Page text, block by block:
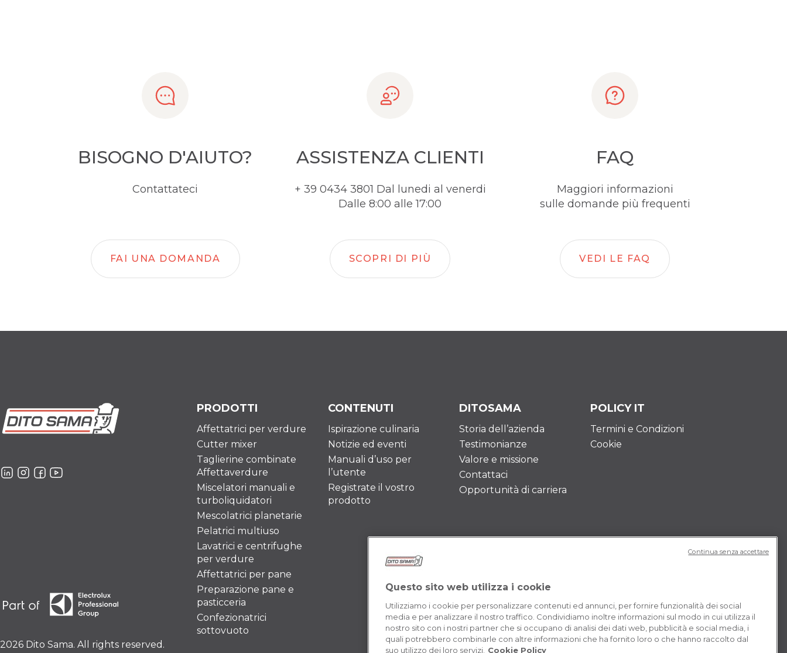
BISOGNO D'AIUTO?
Contattateci
FAI UNA DOMANDA
ASSISTENZA CLIENTI
+ 39 0434 3801 Dal lunedi al venerdi
Dalle 8:00 alle 17:00
SCOPRI DI PIÙ
FAQ
Maggiori informazioni
sulle domande più frequenti
VEDI LE FAQ
2026 Dito Sama. All rights reserved.
PRODOTTI
Affettatrici per verdure
Cutter mixer
Taglierine combinate
Affettaverdure
Miscelatori manuali e
turboliquidatori
Mescolatrici planetarie
Pelatrici multiuso
Lavatrici e centrifughe
per verdure
Affettatrici per pane
Preparazione pane e
pasticceria
Confezionatrici
sottovuoto
CONTENUTI
Ispirazione culinaria
Notizie ed eventi
Manuali d’uso per
l’utente
Registrate il vostro
prodotto
DITOSAMA
Storia dell’azienda
Testimonianze
Valore e missione
Contattaci
Opportunità di carriera
POLICY IT
Termini e Condizioni
Cookie
Questo sito web utilizza i cookie
Utilizziamo i cookie per personalizzare contenuti ed annunci, per fornire funzionalità dei social
media e per analizzare il nostro traffico. Condividiamo inoltre informazioni sul modo in cui utilizza il
nostro sito con i nostri partner che si occupano di analisi dei dati web, pubblicità e social media, i
quali potrebbero combinarle con altre informazioni che ha fornito loro o che hanno raccolto dal
suo utilizzo dei loro servizi. Cookie Policy
Continua senza accettare